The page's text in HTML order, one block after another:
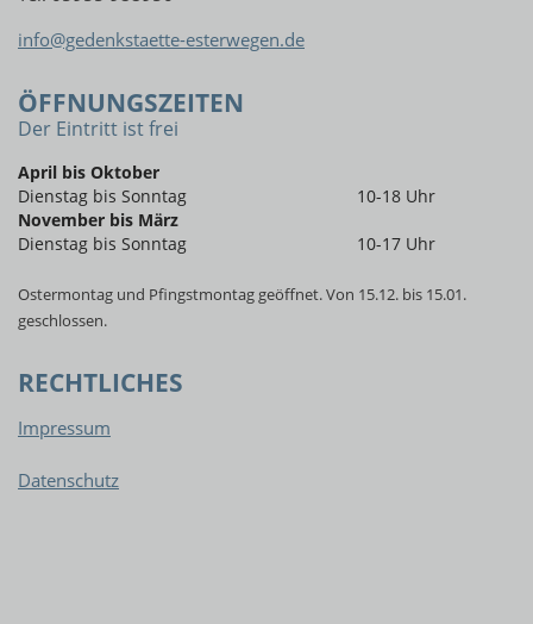
info@gedenkstaette-esterwegen.de
ÖFFNUNGSZEITEN
Der Eintritt ist frei
April bis Oktober
Dienstag bis Sonntag
10-18 Uhr
November bis März
Dienstag bis Sonntag
10-17 Uhr
Ostermontag und Pfingstmontag geöffnet. Von 15.12. bis 15.01.
geschlossen.
RECHTLICHES
Impressum
Datenschutz